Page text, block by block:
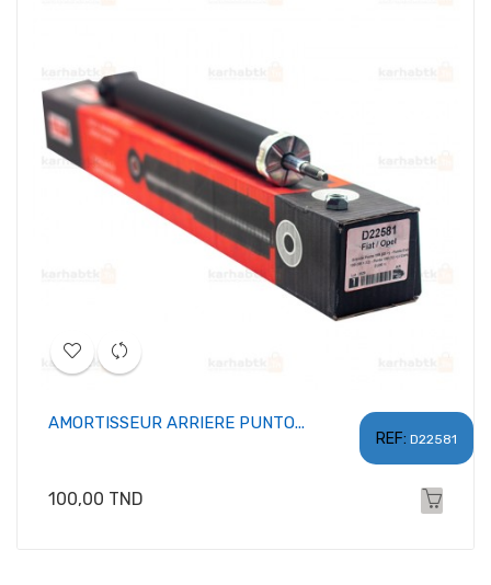
REF: D22581
AMORTISSEUR ARRIERE PUNTO...
Prix
100,00 TND